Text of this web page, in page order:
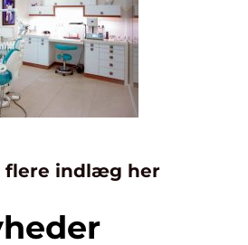
flere indlæg her